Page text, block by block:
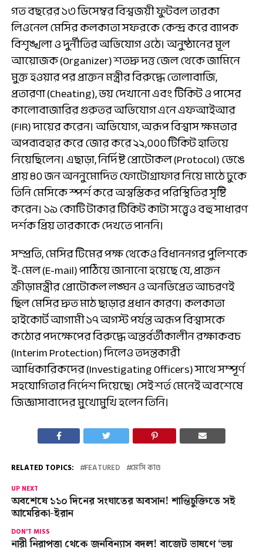
গত বছরের ১৩ ডিসেম্বর বিশ্বজয়ী ফুটবল তারকা
লিওনেল মেসির কলকাতা সফরকে কেন্দ্র করে ব্যাপক
বিশৃঙ্খলা ও দুর্নীতির অভিযোগ ওঠে। অনুষ্ঠানের মূল
আয়োজক (Organizer) শতদ্রু দত্ত জেল থেকে জামিনে
মুক্ত হওয়ার পর প্রাক্তন মন্ত্রীর বিরুদ্ধে তোলাবাজি,
প্রতারণা (Cheating), ভয় দেখানো এবং টিকিট ও পাসের
কালোবাজারির গুরুতর অভিযোগ এনে এফআইআর
(FIR) দায়ের করেন। অভিযোগ, অরূপ বিশ্বাস ক্ষমতার
অপব্যবহার করে জোর করে ২২,০০০ টিকিট হাতিয়ে
নিয়েছিলেন। এছাড়া, নির্দিষ্ট প্রোটোকল (Protocol) ভেঙে
প্রায় ৪০ জন অননুমোদিত ফোটোগ্রাফার নিয়ে মাঠে ঢুকে
তিনি মেসিকে স্পর্শ করে অস্বস্তিকর পরিস্থিতির সৃষ্টি
করেন। ১৯ কোটি টাকার টিকিট কাটা সত্ত্বেও বহু সাধারণ
দর্শক প্রিয় তারকাকে দেখতে পাননি।
সম্প্রতি, মেসির টিমের পক্ষ থেকেও বিধাননগর পুলিশকে
ই-মেল (E-mail) পাঠিয়ে জানানো হয়েছে যে, প্রাক্তন
ক্রীড়ামন্ত্রীর প্রোটোকল লঙ্ঘন ও অনভিপ্রেত আচরণই
ছিল মেসির দ্রুত মাঠ ছাড়ার প্রধান কারণ। কলকাতা
হাইকোর্ট আগামী ১৭ অগস্ট পর্যন্ত অরূপ বিশ্বাসকে
কঠোর পদক্ষেপের বিরুদ্ধে অন্তর্বর্তীকালীন রক্ষাকবচ
(Interim Protection) দিলেও তদন্তকারী
আধিকারিকদের (Investigating Officers) সাথে সম্পূর্ণ
সহযোগিতার নির্দেশ দিয়েছে। সেই শর্ত মেনেই অবশেষে
জিজ্ঞাসাবাদের মুখোমুখি হলেন তিনি।
RELATED TOPICS: FEATURED মেসি কাণ্ড
UP NEXT
অবশেষে ১১০ দিনের সংঘাতের অবসান! শান্তিচুক্তিতে সই
আমেরিকা-ইরান
DON'T MISS
নারী নিরাপত্তা থেকে জনবিন্যাস বদল! বাজেট ভাষণে ‘ভয়